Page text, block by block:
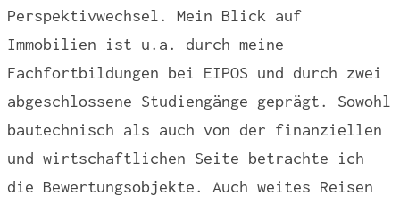
Perspektivwechsel. Mein Blick auf
Immobilien ist u.a. durch meine
Fachfortbildungen bei EIPOS und durch zwei
abgeschlossene Studiengänge geprägt. Sowohl
bautechnisch als auch von der finanziellen
und wirtschaftlichen Seite betrachte ich
die Bewertungsobjekte. Auch weites Reisen